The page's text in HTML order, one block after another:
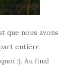
que nous avons
entière
:). Au final